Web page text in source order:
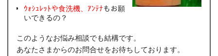
ｳｫｼｭﾚｯﾄや食洗機、ｱﾝﾃﾅもお願
いできるの？
このようなお悩み相談でも結構です。
あなたさまからのお問合せをお待ちしております。